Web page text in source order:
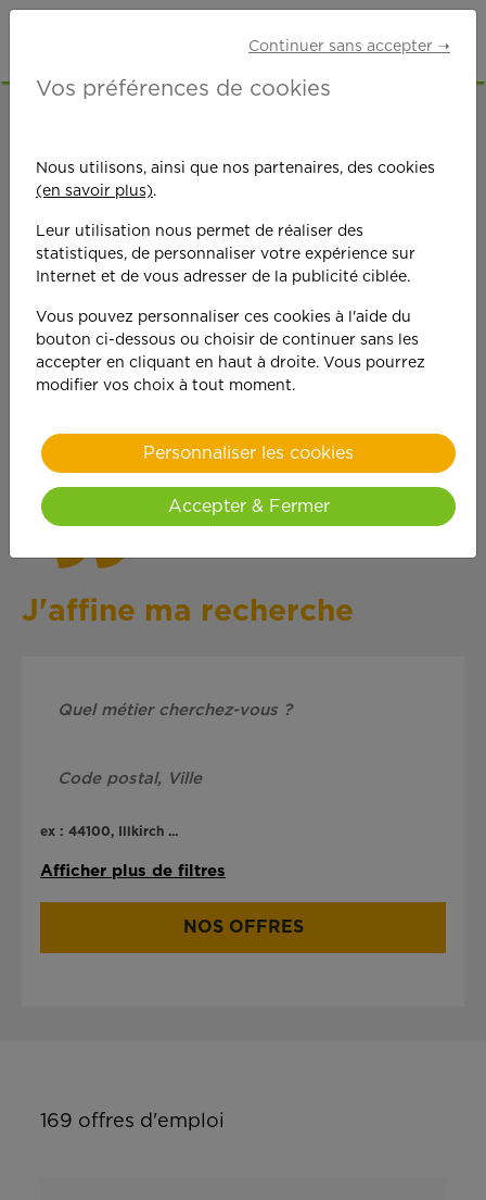
On est toujours plus
performant
cœur !
J'affine ma recherche
ex : 44100, Illkirch ...
Afficher plus de filtres
NOS OFFRES
169 offres d'emploi
Continuer sans accepter ➝
Vos préférences de cookies
Nous utilisons, ainsi que nos partenaires, des cookies
(en savoir plus).
Leur utilisation nous permet de réaliser des
statistiques, de personnaliser votre expérience sur
Internet et de vous adresser de la publicité ciblée.
Vous pouvez personnaliser ces cookies à l'aide du
bouton ci-dessous ou choisir de continuer sans les
accepter en cliquant en haut à droite. Vous pourrez
modifier vos choix à tout moment.
Personnaliser les cookies
Accepter & Fermer